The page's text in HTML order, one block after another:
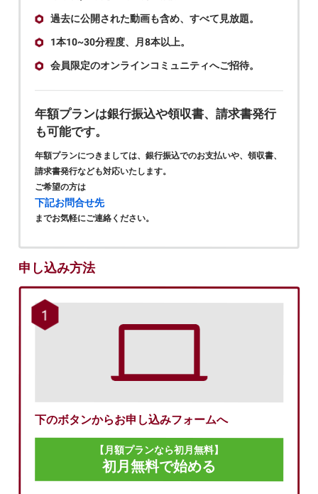
過去に公開された動画も含め、すべて見放題。
1本10~30分程度、月8本以上。
会員限定のオンラインコミュニティへご招待。
年額プランは銀行振込や領収書、請求書発行
も可能です。
年額プランにつきましては、銀行振込でのお支払いや、領収書、
請求書発行なども対応いたします。
ご希望の方は
下記お問合せ先
までお気軽にご連絡ください。
申し込み方法
下のボタンからお申し込みフォームへ
【月額プランなら初月無料】
初月無料で始める